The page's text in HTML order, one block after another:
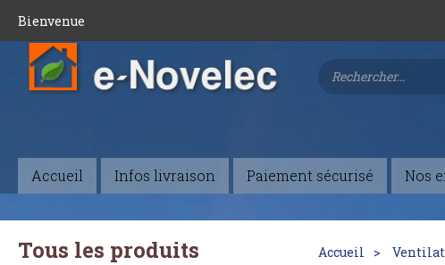
Bienvenue
Accueil Infos livraison Paiement sécurisé Nos
Tous les produits Accueil